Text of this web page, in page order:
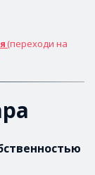
(переходи на